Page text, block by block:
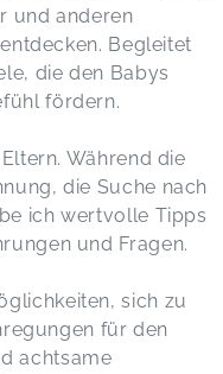
und anderen
Begleitet
die den Babys
fördern.
Während die
die Suche nach
ich wertvolle Tipps
und Fragen.
sich zu
für den
achtsame